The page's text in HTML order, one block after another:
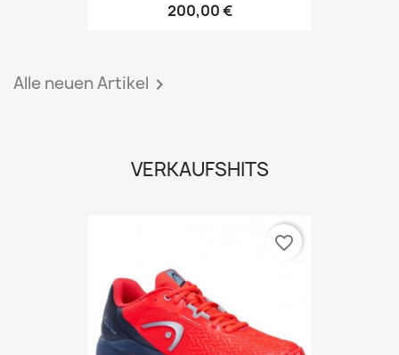
200,00 €
Alle neuen Artikel 
VERKAUFSHITS
favorite_border